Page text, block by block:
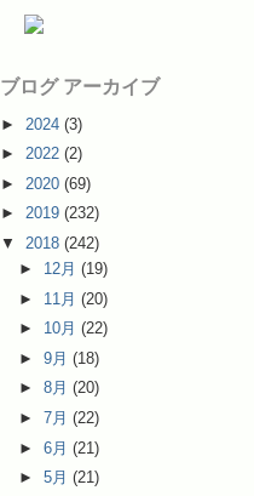
ブログ アーカイブ
► 2024 (3)
► 2022 (2)
► 2020 (69)
► 2019 (232)
▼ 2018 (242)
► 12月(19)
► 11月(20)
► 10月(22)
►9月(18)
►8月(20)
►7月(22)
►6月(21)
►5月(21)